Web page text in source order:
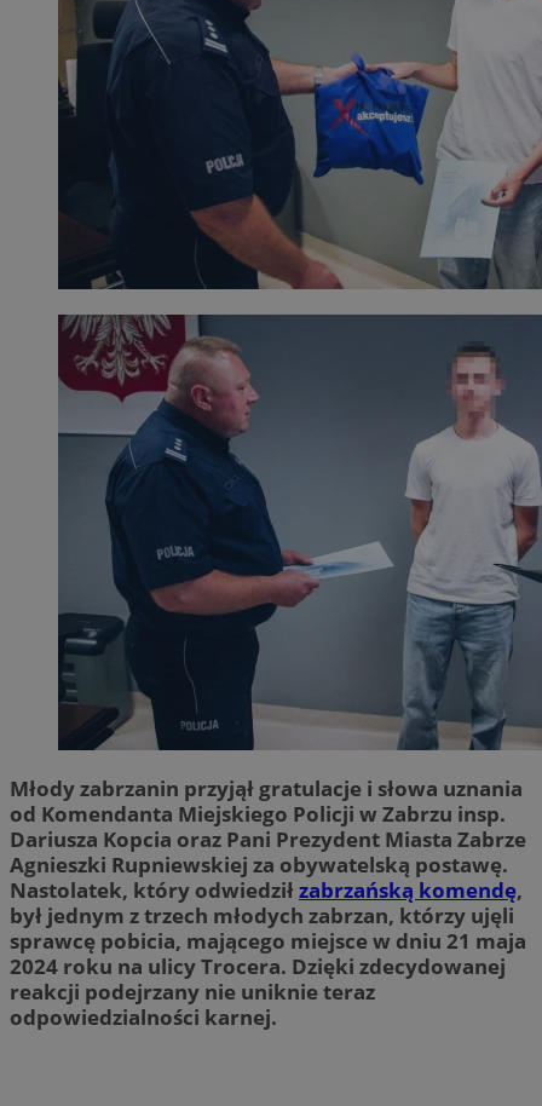
Młody zabrzanin przyjął gratulacje i słowa uznania
od Komendanta Miejskiego Policji w Zabrzu insp.
Dariusza Kopcia oraz Pani Prezydent Miasta Zabrze
Agnieszki Rupniewskiej za obywatelską postawę.
Nastolatek, który odwiedziłzabrzańską komendę,
był jednym z trzech młodych zabrzan, którzy ujęli
sprawcę pobicia, mającego miejsce w dniu 21 maja
2024 roku na ulicy Trocera. Dzięki zdecydowanej
reakcji podejrzany nie uniknie teraz
odpowiedzialności karnej.